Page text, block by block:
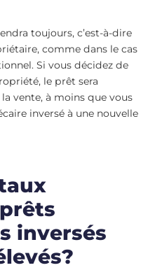
toujours, c’est-à-dire
comme dans le cas
Si vous décidez de
le prêt sera
vente, à moins que vous
inversé à une nouvelle
inversés